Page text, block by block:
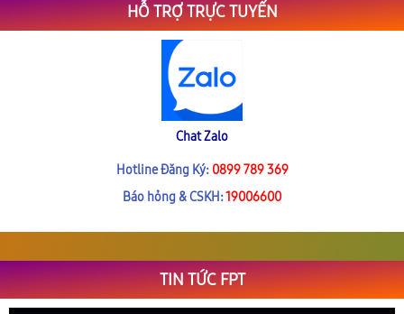
HỖ TRỢ TRỰC TUYẾN
Chat Zalo
Hotline Đăng Ký: 0899 789 369
Báo hỏng & CSKH:19006600
TIN TỨC FPT